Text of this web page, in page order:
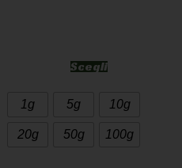
Scegli
1g 5g 10g
20g 50g 100g